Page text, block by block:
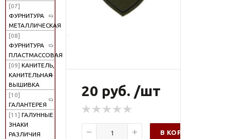
[07]
ФУРНИТУРА
МЕТАЛЛИЧЕСКАЯ
[08]
ФУРНИТУРА
ПЛАСТМАССОВАЯ
[09] КАНИТЕЛЬ,
КАНИТЕЛЬНАЯ
ВЫШИВКА
[10]
ГАЛАНТЕРЕЯ
[11] ГАЛУННЫЕ
ЗНАКИ
РАЗЛИЧИЯ
20 руб. /шт
В КОРЗИНУ